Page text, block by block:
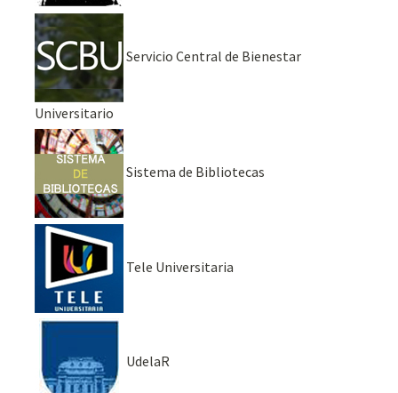
Servicio Central de Bienestar
Universitario
Sistema de Bibliotecas
Tele Universitaria
UdelaR